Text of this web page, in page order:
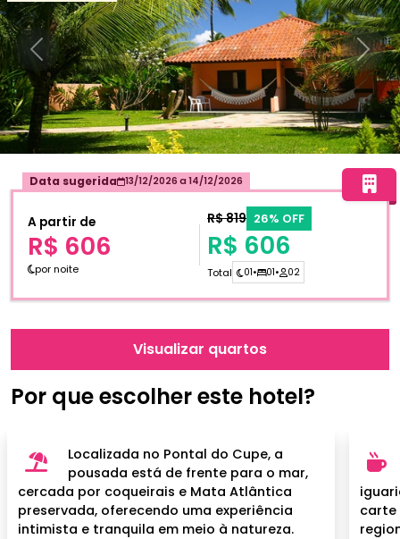
Anterior
Por que escolher este hotel?
Localizada no Pontal do Cupe, a
pousada está de frente para o mar,
cercada por coqueirais e Mata Atlântica
preservada, oferecendo uma experiência
intimista e tranquila em meio à natureza.
carte
Data sugerida 13/12/2026 a 14/12/2026
A partir de
R$ 606
por noite
R$ 819 26% OFF
R$ 606
Total 01• 01• 02
Visualizar quartos